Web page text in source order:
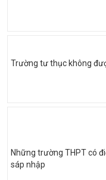
Trường tư thục không
Những trường THPT có
sáp nhập